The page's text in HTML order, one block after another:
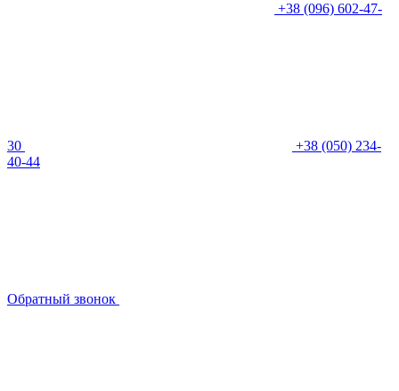
+38 (096) 602-47-
30
+38 (050) 234-
40-44
Обратный звонок